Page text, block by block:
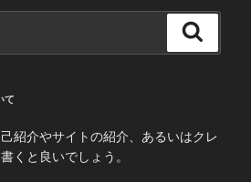
索
て
紹介やサイトの紹介、あるいはクレ
くと良いでしょう。